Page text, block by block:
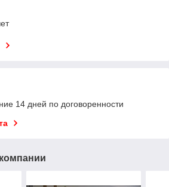
14 дней по договоренности